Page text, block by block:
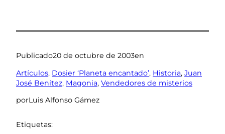
Publicado20 de octubre de 2003en
Artículos, Dosier ‘Planeta encantado’, Historia, Juan
José Benítez, Magonia, Vendedores de misterios
porLuis Alfonso Gámez
Etiquetas: